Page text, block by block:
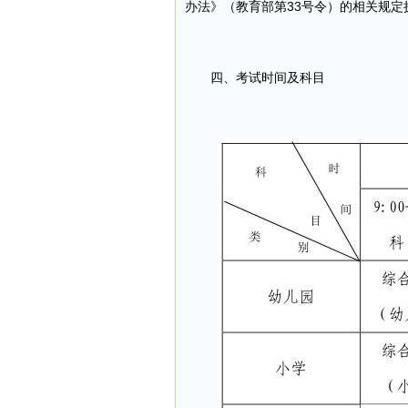
办法》（教育部第33号令）的相关规
四、考试时间及科目